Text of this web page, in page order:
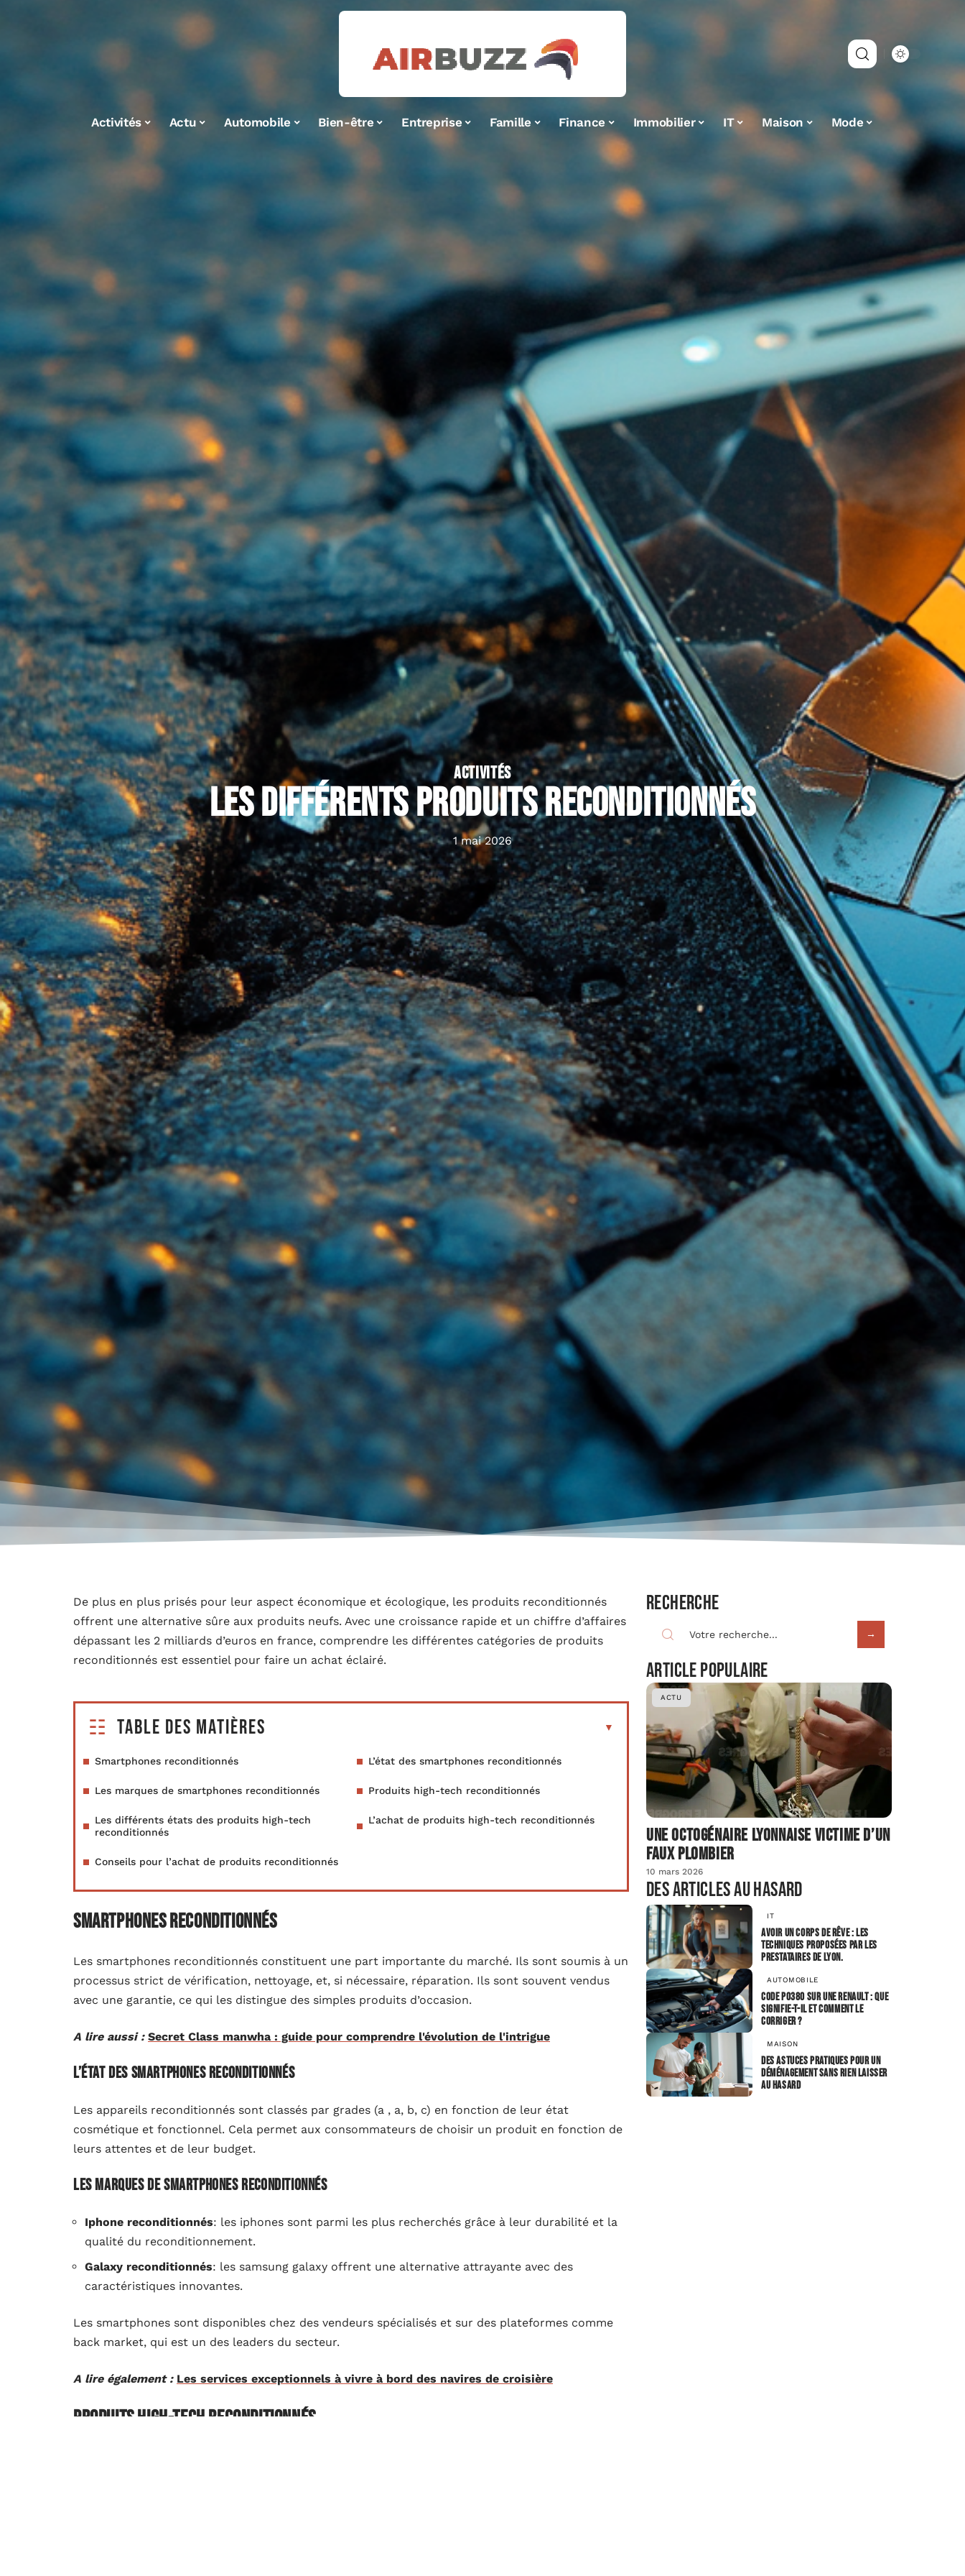
Activités Actu Automobile Bien-être Entreprise Famille Finance Immobilier IT Maison Mode
ACTIVITÉS
Les différents produits reconditionnés
1 mai 2026
De plus en plus prisés pour leur aspect économique et écologique, les produits reconditionnés
offrent une alternative sûre aux produits neufs. Avec une croissance rapide et un chiffre d’affaires
dépassant les 2 milliards d’euros en france, comprendre les différentes catégories de produits
reconditionnés est essentiel pour faire un achat éclairé.
Table des matières
Smartphones reconditionnés L’état des smartphones reconditionnés
Les marques de smartphones reconditionnés Produits high-tech reconditionnés
Les différents états des produits high-tech
reconditionnés
L’achat de produits high-tech reconditionnés
Conseils pour l’achat de produits reconditionnés
Smartphones reconditionnés
Les smartphones reconditionnés constituent une part importante du marché. Ils sont soumis à un
processus strict de vérification, nettoyage, et, si nécessaire, réparation. Ils sont souvent vendus
avec une garantie, ce qui les distingue des simples produits d’occasion.
A lire aussi : Secret Class manwha : guide pour comprendre l'évolution de l'intrigue
L’état des smartphones reconditionnés
Les appareils reconditionnés sont classés par grades (a , a, b, c) en fonction de leur état
cosmétique et fonctionnel. Cela permet aux consommateurs de choisir un produit en fonction de
leurs attentes et de leur budget.
Les marques de smartphones reconditionnés
Iphone reconditionnés: les iphones sont parmi les plus recherchés grâce à leur durabilité et la
qualité du reconditionnement.
Galaxy reconditionnés: les samsung galaxy offrent une alternative attrayante avec des
caractéristiques innovantes.
Les smartphones sont disponibles chez des vendeurs spécialisés et sur des plateformes comme
back market, qui est un des leaders du secteur.
A lire également : Les services exceptionnels à vivre à bord des navires de croisière
Produits high-tech reconditionnés
Recherche
Article populaire
ACTU
Une octogénaire lyonnaise victime d’un
faux plombier
10 mars 2026
Des articles au hasard
IT
Avoir un corps de rêve : les
techniques proposées par les
prestataires de Lyon.
AUTOMOBILE
Code P0380 sur une Renault : que
signifie-t-il et comment le
corriger ?
MAISON
Des astuces pratiques pour un
déménagement sans rien laisser
au hasard